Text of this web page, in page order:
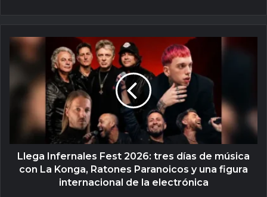
Llega Infernales Fest 2026: tres días de música
con La Konga, Ratones Paranoicos y una figura
internacional de la electrónica